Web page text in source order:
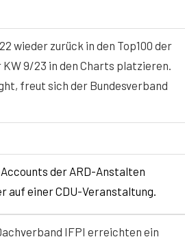
wieder zurück in den Top100 der
9/23 in den Charts platzieren.
freut sich der Bundesverband
der ARD-Anstalten
auf einer CDU-Veranstaltung.
IFPI erreichten ein